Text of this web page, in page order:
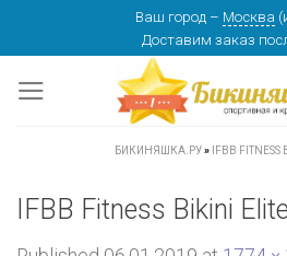
content
Ваш город – Москва (
Доставим заказ
БИКИНЯШКА.РУ» IFBB
IFBB Fitness Bikini